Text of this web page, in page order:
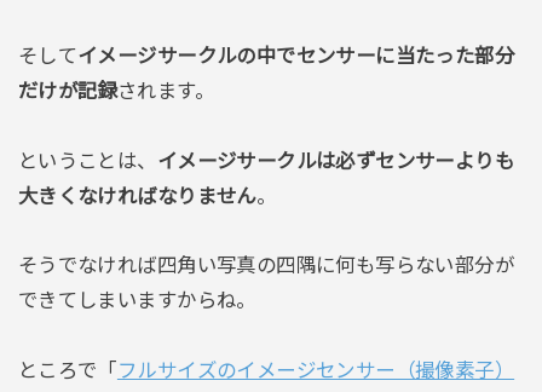
そしてイメージサークルの中でセンサーに当たった部分
だけが記録されます。
ということは、 イメージサークルは必ずセンサーよりも
大きくなければなりません。
そうでなければ四角い写真の四隅に何も写らない部分が
できてしまいますからね。
ところで「フルサイズのイメージセンサー（撮像素子）